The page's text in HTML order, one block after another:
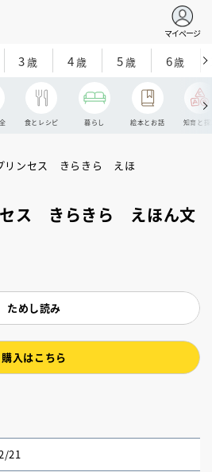
マイページ
3歳 4歳 5歳 6歳
食とレシピ 暮らし 絵本とお話 知育と探
ス きらきら えほん文
ためし読み
購入はこちら
21